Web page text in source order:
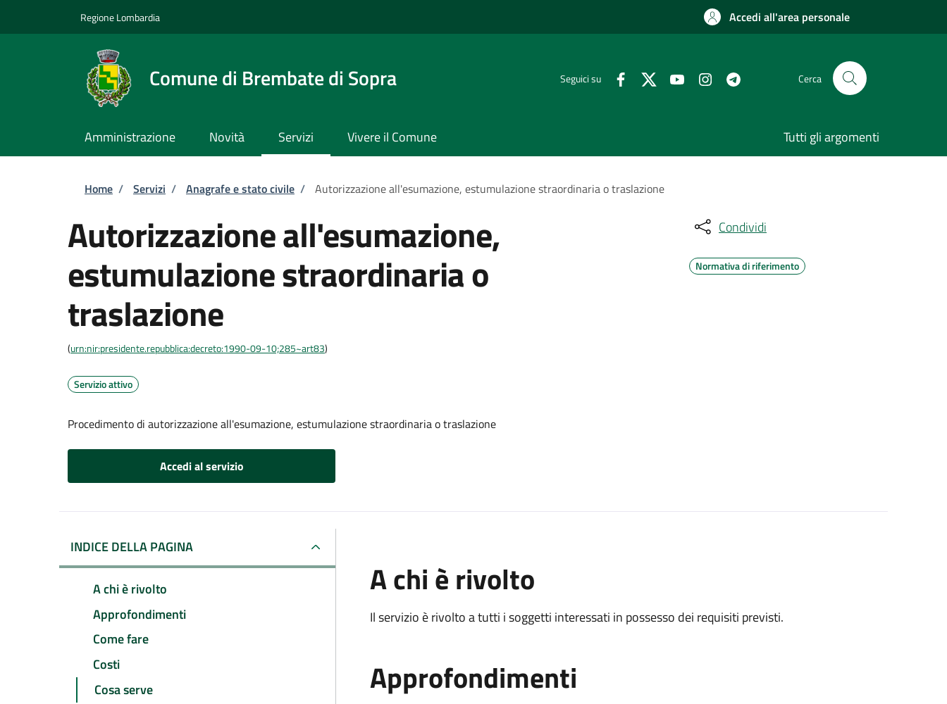
Regione Lombardia Accedi all'area personale
Comune di Brembate di Sopra Seguici su Cerca
Amministrazione Novità Servizi Vivere il Comune Tutti gli argomenti
Briciole di pane
Home / Servizi / Anagrafe e stato civile / Autorizzazione all'esumazione, estumulazione straordinaria o traslazione
Autorizzazione all'esumazione,
estumulazione straordinaria o
traslazione
(urn:nir:presidente.repubblica:decreto:1990-09-10;285~art83)
Servizio attivo
Procedimento di autorizzazione all'esumazione, estumulazione straordinaria o traslazione
Accedi al servizio
Condividi
Normativa di riferimento
INDICE DELLA PAGINA
A chi è rivolto
Approfondimenti
Come fare
Costi
Cosa serve
A chi è rivolto
Il servizio è rivolto a tutti i soggetti interessati in possesso dei requisiti previsti.
Approfondimenti